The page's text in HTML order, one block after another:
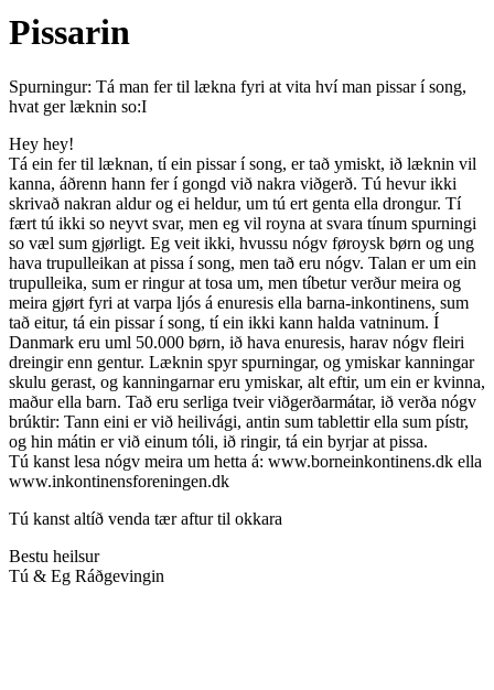
Pissarin
Spurningur: Tá man fer til lækna fyri at vita hví man pissar í song,
hvat ger læknin so:I
Hey hey!
Tá ein fer til læknan, tí ein pissar í song, er tað ymiskt, ið læknin vil
kanna, áðrenn hann fer í gongd við nakra viðgerð. Tú hevur ikki
skrivað nakran aldur og ei heldur, um tú ert genta ella drongur. Tí
fært tú ikki so neyvt svar, men eg vil royna at svara tínum spurningi
so væl sum gjørligt. Eg veit ikki, hvussu nógv føroysk børn og ung
hava trupulleikan at pissa í song, men tað eru nógv. Talan er um ein
trupulleika, sum er ringur at tosa um, men tíbetur verður meira og
meira gjørt fyri at varpa ljós á enuresis ella barna-inkontinens, sum
tað eitur, tá ein pissar í song, tí ein ikki kann halda vatninum. Í
Danmark eru uml 50.000 børn, ið hava enuresis, harav nógv fleiri
dreingir enn gentur. Læknin spyr spurningar, og ymiskar kanningar
skulu gerast, og kanningarnar eru ymiskar, alt eftir, um ein er kvinna,
maður ella barn. Tað eru serliga tveir viðgerðarmátar, ið verða nógv
brúktir: Tann eini er við heilivági, antin sum tablettir ella sum pístr,
og hin mátin er við einum tóli, ið ringir, tá ein byrjar at pissa.
Tú kanst lesa nógv meira um hetta á: www.borneinkontinens.dk ella
www.inkontinensforeningen.dk
Tú kanst altíð venda tær aftur til okkara
Bestu heilsur
Tú & Eg Ráðgevingin